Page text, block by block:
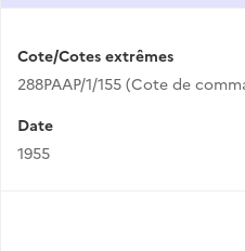
Cote/Cotes extrêmes
288PAAP/1/155 (Cote de
Date
1955